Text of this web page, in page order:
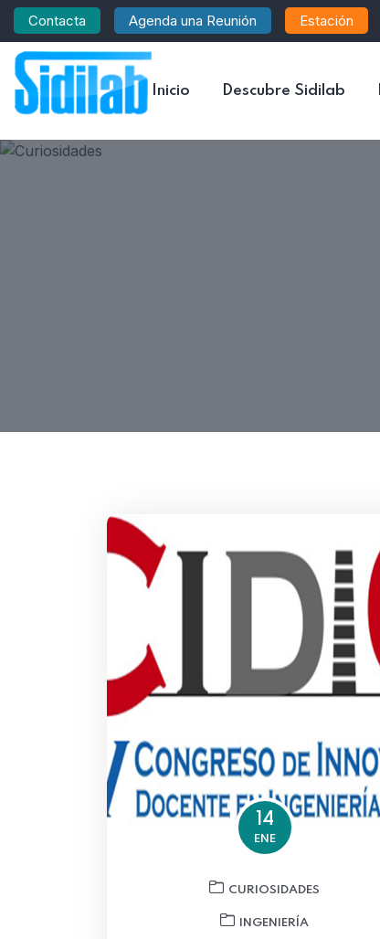
Contacta Agenda una Reunión Estación
Inicio Descubre Sidilab
14
ENE
CURIOSIDADES
INGENIERÍA